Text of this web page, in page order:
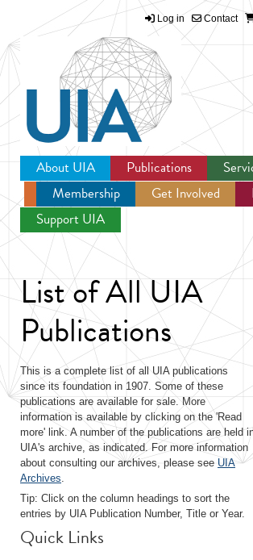
Jump to navigation
Log in Contact
About UIA Publications
Membership
Get Involved
Support UIA
List of All UIA
Publications
This is a complete list of all UIA publications
since its foundation in 1907. Some of these
publications are available for sale. More
information is available by clicking on the 'Read
more' link. A number of the publications are held
UIA's archive, as indicated. For more information
about consulting our archives, please see UIA
Archives.
Tip: Click on the column headings to sort the
entries by UIA Publication Number, Title or Year.
Quick Links